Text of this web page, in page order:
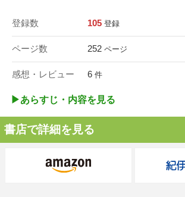
登録数 105 登録
ページ数 252 ページ
感想・レビュー 6 件
▶︎あらすじ・内容を見る
書店で詳細を見る